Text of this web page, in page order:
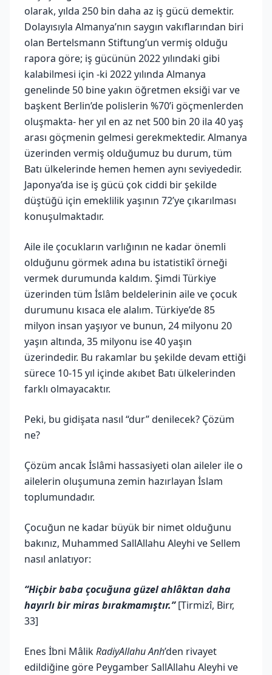
olarak, yılda 250 bin daha az iş gücü demektir.
Dolayısıyla Almanya’nın saygın vakıflarından biri
olan Bertelsmann Stiftung’un vermiş olduğu
rapora göre; iş gücünün 2022 yılındaki gibi
kalabilmesi için -ki 2022 yılında Almanya
genelinde 50 bine yakın öğretmen eksiği var ve
başkent Berlin’de polislerin %70’i göçmenlerden
oluşmakta- her yıl en az net 500 bin 20 ila 40 yaş
arası göçmenin gelmesi gerekmektedir. Almanya
üzerinden vermiş olduğumuz bu durum, tüm
Batı ülkelerinde hemen hemen aynı seviyededir.
Japonya’da ise iş gücü çok ciddi bir şekilde
düştüğü için emeklilik yaşının 72’ye çıkarılması
konuşulmaktadır.
Aile ile çocukların varlığının ne kadar önemli
olduğunu görmek adına bu istatistikî örneği
vermek durumunda kaldım. Şimdi Türkiye
üzerinden tüm İslâm beldelerinin aile ve çocuk
durumunu kısaca ele alalım. Türkiye’de 85
milyon insan yaşıyor ve bunun, 24 milyonu 20
yaşın altında, 35 milyonu ise 40 yaşın
üzerindedir. Bu rakamlar bu şekilde devam ettiği
sürece 10-15 yıl içinde akıbet Batı ülkelerinden
farklı olmayacaktır.
Peki, bu gidişata nasıl “dur” denilecek? Çözüm
ne?
Çözüm ancak İslâmi hassasiyeti olan aileler ile o
ailelerin oluşumuna zemin hazırlayan İslam
toplumundadır.
Çocuğun ne kadar büyük bir nimet olduğunu
bakınız, Muhammed SallAllahu Aleyhi ve Sellem
nasıl anlatıyor:
“Hiçbir baba çocuğuna güzel ahlâktan daha
hayırlı bir miras bırakmamıştır.”[Tirmizî, Birr,
33]
Enes İbni MâlikRadiyAllahu Anh’den rivayet
edildiğine göre Peygamber SallAllahu Aleyhi ve